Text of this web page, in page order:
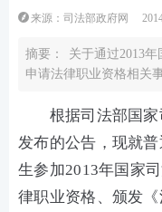
来源：司法部政府网
摘要：
关于通过2013
申请法律职业资格相关
根据司法部国家
发布的公告，现就
生参加2013年国家
律职业资格、颁发